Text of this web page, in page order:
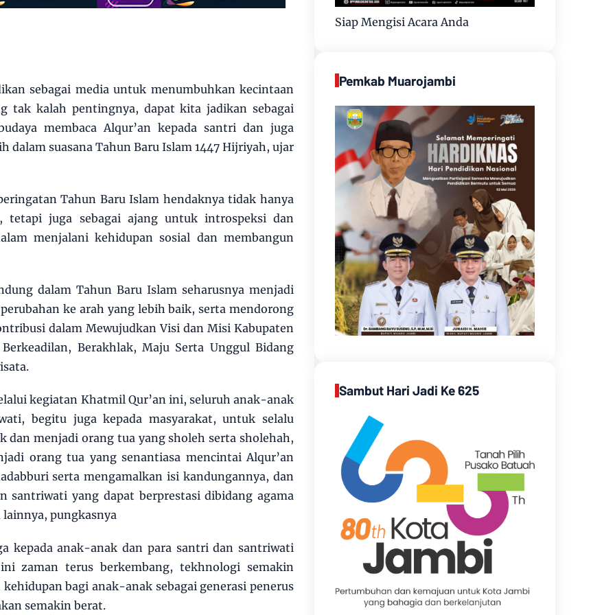
sebagai media untuk menumbuhkan kecintaan
tak kalah pentingnya, dapat kita jadikan sebagai
membaca Alqur’an kepada santri dan juga
dalam suasana Tahun Baru Islam 1447 Hijriyah, ujar
Tahun Baru Islam hendaknya tidak hanya
tetapi juga sebagai ajang untuk introspeksi dan
menjalani kehidupan sosial dan membangun
dalam Tahun Baru Islam seharusnya menjadi
ke arah yang lebih baik, serta mendorong
dalam Mewujudkan Visi dan Misi Kabupaten
Berakhlak, Maju Serta Unggul Bidang
kegiatan Khatmil Qur’an ini, seluruh anak-anak
begitu juga kepada masyarakat, untuk selalu
dan menjadi orang tua yang sholeh serta sholehah,
orang tua yang senantiasa mencintai Alqur’an
serta mengamalkan isi kandungannya, dan
santriwati yang dapat berprestasi dibidang agama
pungkasnya
kepada anak-anak dan para santri dan santriwati
zaman terus berkembang, tekhnologi semakin
bagi anak-anak sebagai generasi penerus
semakin berat.
Siap Mengisi Acara Anda
Pemkab Muarojambi
Sambut Hari Jadi Ke 625